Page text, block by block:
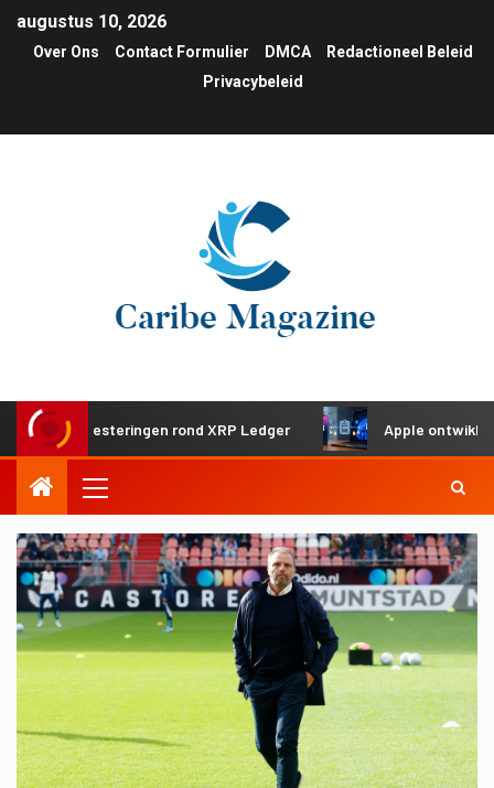
augustus 10, 2026
Over Ons Contact Formulier DMCA
Redactioneel Beleid
Privacybeleid
investeringen rond XRP Ledger Apple ontwikkelt